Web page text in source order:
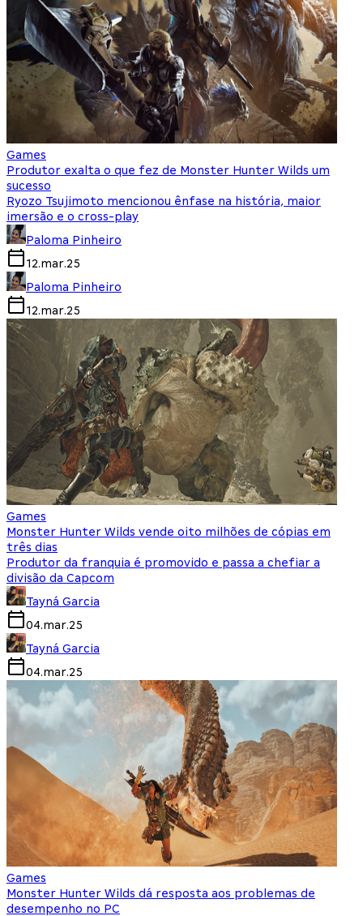
Games
Produtor exalta o que fez de Monster Hunter Wilds um
sucesso
Ryozo Tsujimoto mencionou ênfase na história, maior
imersão e o cross-play
Paloma Pinheiro
12.mar.25
Paloma Pinheiro
12.mar.25
Games
Monster Hunter Wilds vende oito milhões de cópias em
três dias
Produtor da franquia é promovido e passa a chefiar a
divisão da Capcom
Tayná Garcia
04.mar.25
Tayná Garcia
04.mar.25
Games
Monster Hunter Wilds dá resposta aos problemas de
desempenho no PC